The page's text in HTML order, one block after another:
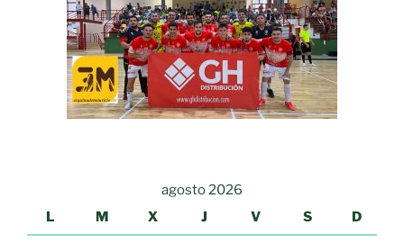
agosto 2026
L
M X J V S D